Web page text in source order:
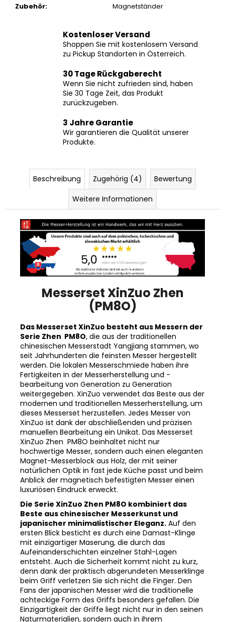
Shoppen Sie mit kostenlosem Versand
zu Pickup Standorten in Österreich.
Wenn Sie nicht zufrieden sind, haben
Sie 30 Tage Zeit, das Produkt
zurückzugeben.
Wir garantieren die Qualität unserer
Produkte.
Beschreibung Zugehörig (4)
Bewertung
Weitere Informationen
Messerset XinZuo Zhen
(PM8O)
Das Messerset XinZuo besteht aus Messern der
Serie Zhen PM8O, die aus der traditionellen
chinesischen Messerstadt Yangjiang stammen, wo
seit Jahrhunderten die feinsten Messer hergestellt
werden. Die lokalen Messerschmiede haben ihre
Fertigkeiten in der Messerherstellung und -
bearbeitung von Generation zu Generation
weitergegeben. XinZuo verwendet das Beste aus der
modernen und traditionellen Messerherstellung, um
diesesMessersetherzustellen. Jedes Messer von
XinZuo ist dank der abschließenden und präzisen
manuellen Bearbeitung ein Unikat. Das Messerset
XinZuo Zhen PM8O beinhaltet nicht nur
hochwertige Messer, sondern auch einen eleganten
Magnet-Messerblock aus Holz, der mit seiner
natürlichen Optik in fast jede Küche passt und beim
Anblick der magnetisch befestigten Messer einen
luxuriösen Eindruck erweckt.
Die Serie XinZuo Zhen PM8O kombiniert das
Beste aus chinesischer Messerkunst und
japanischer minimalistischer Eleganz.Auf den
ersten Blick besticht es durch eine Damast-Klinge
mit einzigartiger Maserung, die durch das
Aufeinanderschichten einzelner Stahl-Lagen
entsteht. Auch die Sicherheit kommt nicht zu kurz,
denn dank der praktisch abgerundeten Messerklinge
beim Griff verletzen Sie sich nicht die Finger. Den
Fans der japanischen Messer wird die traditionelle
achteckige Form des Griffs besonders gefallen. Die
Einzigartigkeit der Griffe liegt nicht nur in den seinen
Naturmaterialien, sondern auch in ihrem
Farbkontrast - die dunkle Farbe des